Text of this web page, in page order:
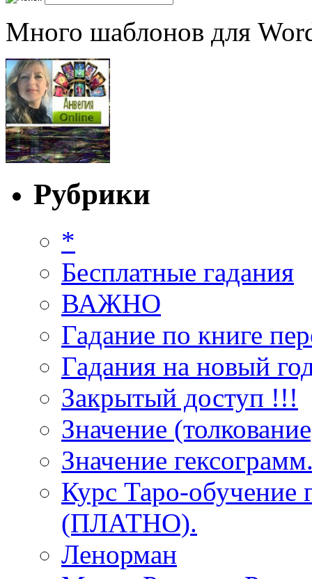
Много шаблонов для
Рубрики
*
Бесплатные гадания
ВАЖНО
Гадание по книге
Гадания на новый
Закрытый доступ !!!
Значение
Значение
Курс Таро-обучение
(ПЛАТНО).
Ленорман